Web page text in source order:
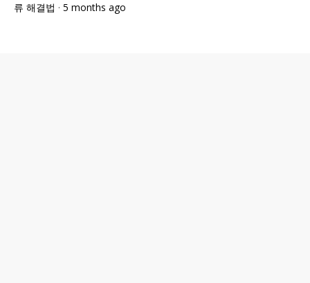
류 해결법 · 5 months ago